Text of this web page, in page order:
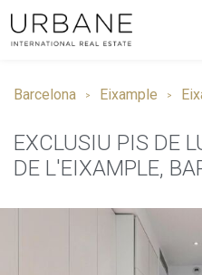
Barcelona Eixample
EXCLUSIU PIS DE
DE L'EIXAMPLE,